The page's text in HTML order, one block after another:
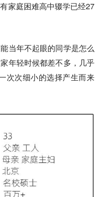
家庭困难高中辍学已经27
当年不起眼的同学是怎么
年轻时候都差不多，几乎
次次细小的选择产生而来